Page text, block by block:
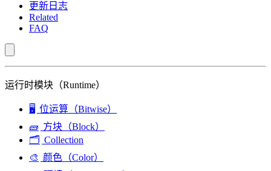
更新日志
Related
FAQ
运行时模块（Runtime）
🖥️ 位运算（Bitwise）
🧱 方块（Block）
🗂️ Collection
🎨 颜色（Color）